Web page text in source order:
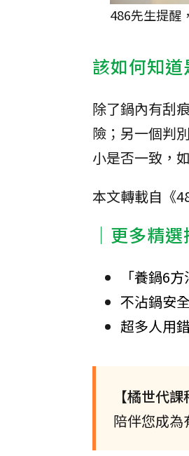
486先生提醒
該如何知道
除了鍋內有刮
險；另一個判
小是否一致，
本文轉載自《
│更多精
「養鍋6
不沾鍋安
超多人用
【橘世代課
陪伴您成為